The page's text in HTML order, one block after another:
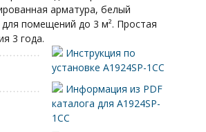
арматура, белый
помещений до 3 м². Простая
3 года.
Инструкция по
установке A1924SP-1CC
Информация из PDF
каталога для A1924SP-
1CC